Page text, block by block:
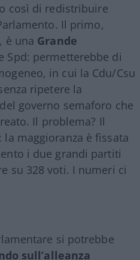
così di redistribuire
Il primo,
è una Grande
Spd: permetterebbe di
in cui la Cdu/Csu
ripetere la
governo semaforo che
Il problema? Il
maggioranza è fissata
i due grandi partiti
su 328 voti. I numeri ci
si potrebbe
sull’alleanza